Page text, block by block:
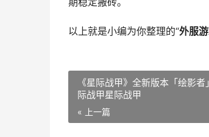
以上就是小编为你整理的“外服
《星际战甲》全新版本「绘影
际战甲星际战甲
« 上一篇